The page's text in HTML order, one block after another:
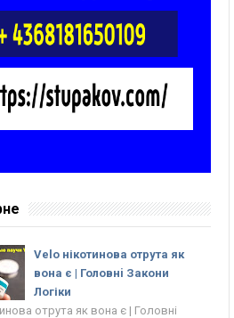
Velo нікотинова отрута як
вона є | Головнi Закони
Логіки
отрута як вона є | Головнi